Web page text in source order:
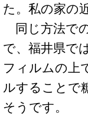
た。私の家の
同じ方法で
で、福井県で
フィルムの上
ルすることで
そうです。